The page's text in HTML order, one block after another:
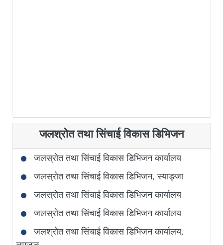
जलश्रोत तथा सिंचाई विकास डिभिजन
जलस्रोत तथा सिंचाई विकास डिभिजन कार्यालय
जलस्रोत तथा सिंचाई विकास डिभिजन, स्याङ्जा
जलस्रोत तथा सिंचाई विकास डिभिजन कार्यालय
जलस्रोत तथा सिंचाई विकास डिभिजन कार्यालय
जलश्रोत तथा सिंचाई विकास डिभिजन कार्यालय,